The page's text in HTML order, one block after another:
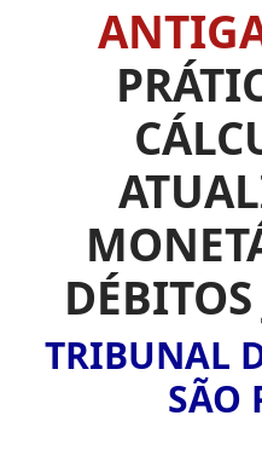
TRIBUNAL
SÃO